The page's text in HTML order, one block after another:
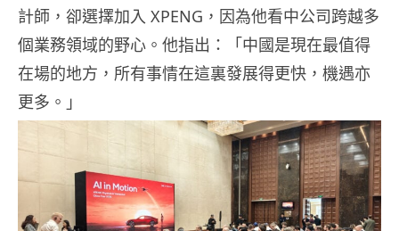
計師，卻選擇加入 XPENG，因為他看中公司跨越多
個業務領域的野心。他指出：「中國是現在最值得
在場的地方，所有事情在這裏發展得更快，機遇亦
更多。」